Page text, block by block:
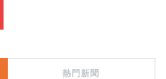
熱門新聞